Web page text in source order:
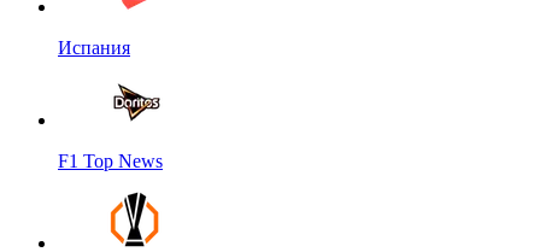
Испания
F1 Top News